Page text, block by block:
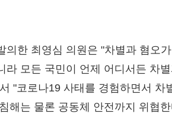
의한 최영심 의원은 "차별과 혐오
라 모든 국민이 언제 어디서든 차
"코로나19 사태를 경험하면서 차
해는 물론 공동체 안전까지 위협